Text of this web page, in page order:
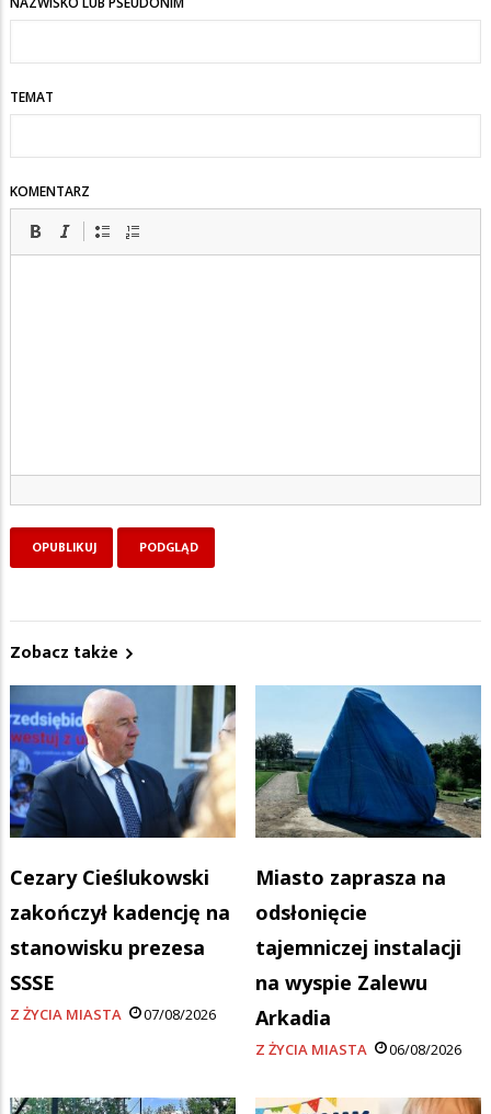
TEMAT
KOMENTARZ
Zobacz także
Cezary Cieślukowski
zakończył kadencję na
stanowisku prezesa
SSSE
Z ŻYCIA MIASTA 07/08/2026
Miasto zaprasza na
odsłonięcie
tajemniczej instalacji
na wyspie Zalewu
Arkadia
Z ŻYCIA MIASTA 06/08/2026